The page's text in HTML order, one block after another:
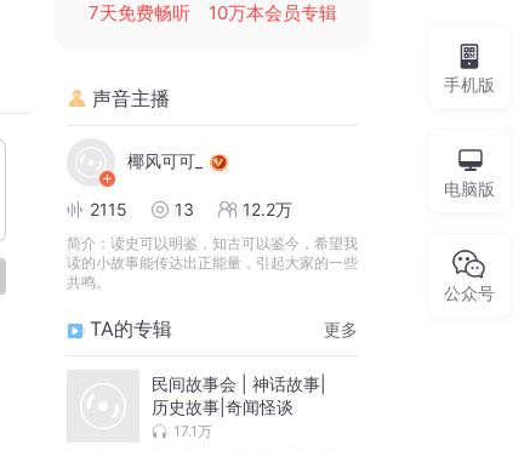
7天免费畅听
10万本会员专辑
声音主播
椰风可可_
2115 13 12.2万
简介： 读史可以明鉴，知古可以鉴今，希望我
读的小故事能传达出正能量，引起大家的一些
共鸣。
TA的专辑 更多
民间故事会 | 神话故事|
历史故事|奇闻怪谈
17.1万
手机版
电脑版
公众号